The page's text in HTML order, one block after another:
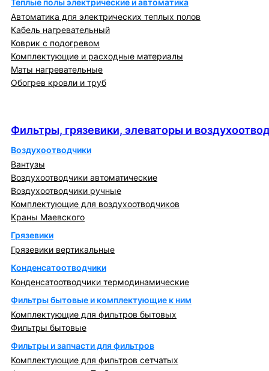
Теплые полы электрические и автоматика
Автоматика для электрических теплых полов
Кабель нагревательный
Коврик с подогревом
Комплектующие и расходные материалы
Маты нагревательные
Обогрев кровли и труб
Фильтры, грязевики, элеваторы и
Воздухоотводчики
Вантузы
Воздухоотводчики автоматические
Воздухоотводчики ручные
Комплектующие для воздухоотводчиков
Краны Маевского
Грязевики
Грязевики вертикальные
Конденсатоотводчики
Конденсатоотводчики термодинамические
Фильтры бытовые и комплектующие к ним
Комплектующие для фильтров бытовых
Фильтры бытовые
Фильтры и запчасти для фильтров
Комплектующие для фильтров сетчатых